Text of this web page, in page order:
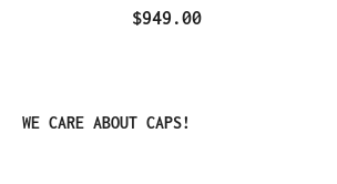
$949.00
Omitir la galería de productos
WE CARE ABOUT CAPS!